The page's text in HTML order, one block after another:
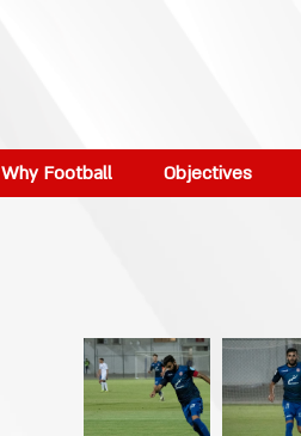
Why Football Objectives